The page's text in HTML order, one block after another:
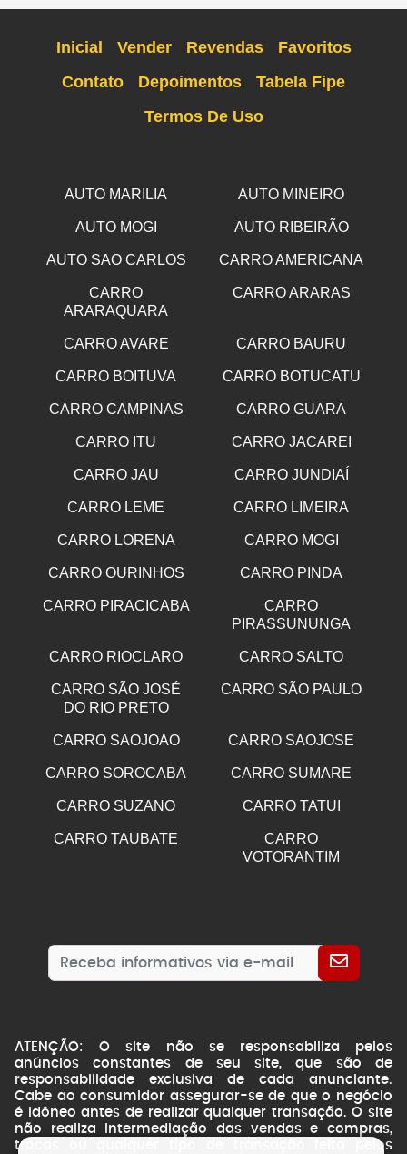
Inicial Vender Revendas
Favoritos
Contato
Depoimentos
Tabela Fipe
Termos De Uso
AUTO MARILIA AUTO MINEIRO
AUTO MOGI AUTO RIBEIRÃO
AUTO SAO CARLOS CARRO AMERICANA
CARRO
ARARAQUARA
CARRO ARARAS
CARRO AVARE CARRO BAURU
CARRO BOITUVA CARRO BOTUCATU
CARRO CAMPINAS CARRO GUARA
CARRO ITU CARRO JACAREI
CARRO JAU CARRO JUNDIAÍ
CARRO LEME CARRO LIMEIRA
CARRO LORENA CARRO MOGI
CARRO OURINHOS CARRO PINDA
CARRO PIRACICABA
CARRO
PIRASSUNUNGA
CARRO RIOCLARO CARRO SALTO
CARRO SÃO JOSÉ
DO RIO PRETO
CARRO SÃO PAULO
CARRO SAOJOAO CARRO SAOJOSE
CARRO SOROCABA CARRO SUMARE
CARRO SUZANO CARRO TATUI
CARRO TAUBATE
CARRO
VOTORANTIM
ATENÇÃO: O site não se responsabiliza pelos
anúncios constantes de seu site, que são de
responsabilidade exclusiva de cada anunciante.
Cabe ao consumidor assegurar-se de que o negócio
é idôneo antes de realizar qualquer transação. O site
não realiza intermediação das vendas e compras,
trocas ou qualquer tipo de transação feita pelos